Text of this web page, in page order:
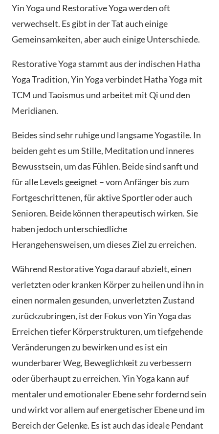
Yin Yoga und Restorative Yoga werden oft
verwechselt. Es gibt in der Tat auch einige
Gemeinsamkeiten, aber auch einige Unterschiede.
Restorative Yoga stammt aus der indischen Hatha
Yoga Tradition, Yin Yoga verbindet Hatha Yoga mit
TCM und Taoismus und arbeitet mit Qi und den
Meridianen.
Beides sind sehr ruhige und langsame Yogastile. In
beiden geht es um Stille, Meditation und inneres
Bewusstsein, um das Fühlen. Beide sind sanft und
für alle Levels geeignet – vom Anfänger bis zum
Fortgeschrittenen, für aktive Sportler oder auch
Senioren. Beide können therapeutisch wirken. Sie
haben jedoch unterschiedliche
Herangehensweisen, um dieses Ziel zu erreichen.
Während Restorative Yoga darauf abzielt, einen
verletzten oder kranken Körper zu heilen und ihn in
einen normalen gesunden, unverletzten Zustand
zurückzubringen, ist der Fokus von Yin Yoga das
Erreichen tiefer Körperstrukturen, um tiefgehende
Veränderungen zu bewirken und es ist ein
wunderbarer Weg, Beweglichkeit zu verbessern
oder überhaupt zu erreichen. Yin Yoga kann auf
mentaler und emotionaler Ebene sehr fordernd sein
und wirkt vor allem auf energetischer Ebene und im
Bereich der Gelenke. Es ist auch das ideale Pendant